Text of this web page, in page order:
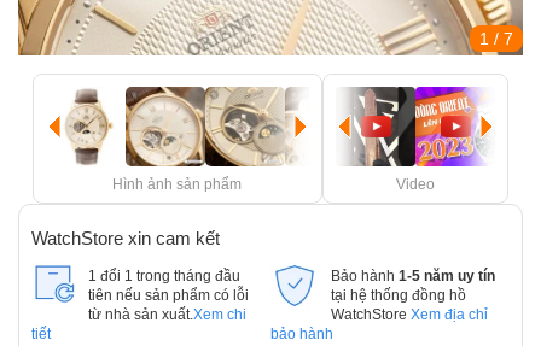
1 / 7
Hình ảnh sản phẩm Video
WatchStore xin cam kết
1 đổi 1 trong tháng đầu
tiên nếu sản phẩm có lỗi
từ nhà sản xuất. Xem chi
tiết
Bảo hành 1-5 năm uy tín
tại hệ thống đồng hồ
WatchStore Xem địa chỉ
bảo hành